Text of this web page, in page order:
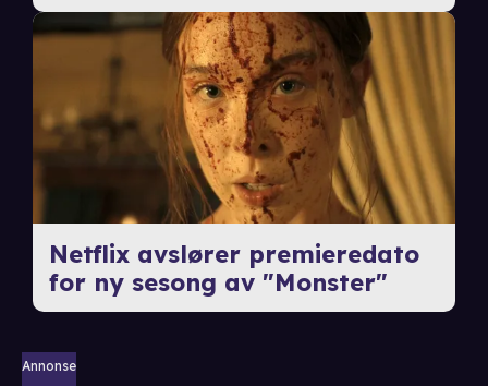
Netflix avslører premieredato
for ny sesong av "Monster"
Annonse